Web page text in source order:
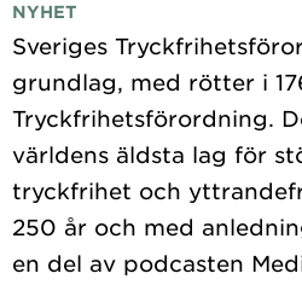
NYHET
Sveriges
grundlag, med rötter i
Tryckfrihetsförordning.
världens äldsta lag för
tryckfrihet och
250 år och med
en del av podcasten